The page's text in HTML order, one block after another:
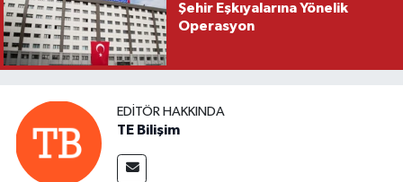
Şehir Eşkıyalarına Yönelik
Operasyon
EDITÖR HAKKINDA
TE Bilişim